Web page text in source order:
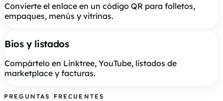
Convierte el enlace en un código QR para folletos,
empaques, menús y vitrinas.
Bios y listados
Compártelo en Linktree, YouTube, listados de
marketplace y facturas.
PREGUNTAS FRECUENTES